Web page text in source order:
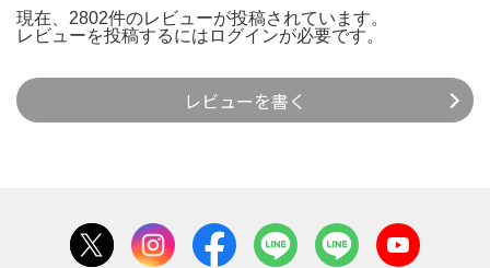
現在、2802件のレビューが投稿されています。
レビューを投稿するには ログインが必要です。
レビューを書く